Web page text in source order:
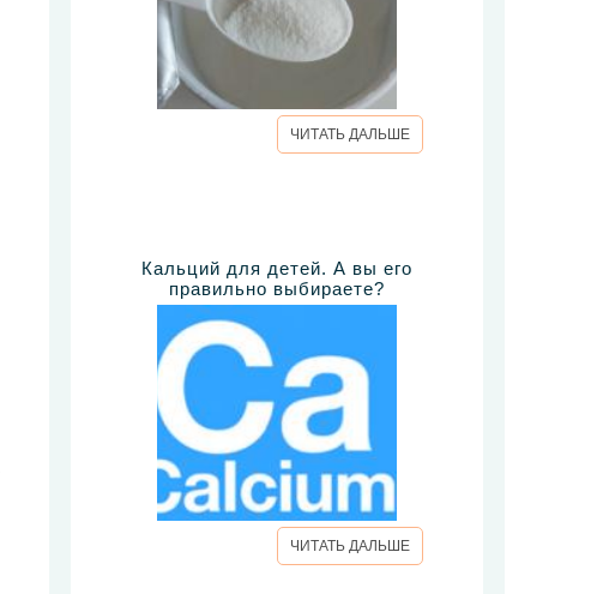
ЧИТАТЬ ДАЛЬШЕ
Кальций для детей. А вы его
правильно выбираете?
ЧИТАТЬ ДАЛЬШЕ